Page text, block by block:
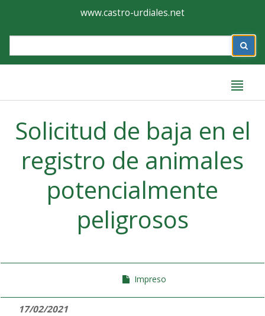
Ayuntamiento
de
Castro-
www.castro-urdiales.net
Solicitud de baja en el
registro de animales
potencialmente
peligrosos
Impreso
17/02/2021